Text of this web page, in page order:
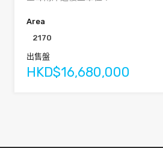
Area
2170
出售盤
HKD$16,680,000